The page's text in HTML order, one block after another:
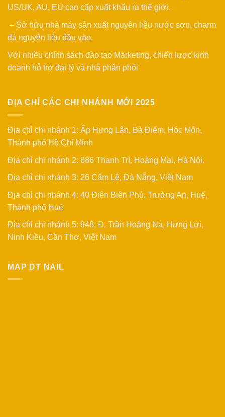
US/UK, AU, EU cao cấp xuất khẩu ra thế giới.
– Sở hữu nhà máy sản xuất nguyên liệu nước sơn, charm
đá nguyên liệu đầu vào.
Với nhiều chính sách đào tạo Marketing, chiến lược kinh
doanh hỗ trợ đại lý và nhà phân phối
ĐỊA CHỈ CÁC CHI NHÁNH MỚI 2025
Địa chỉ chi nhánh 1: Ấp Hưng Lân, Bà Điểm, Hóc Môn,
Thành phố Hồ Chí Minh
Địa chỉ chi nhánh 2: 686 Thanh Trì, Hoàng Mai, Hà Nội.
Địa chỉ chi nhánh 3: 26 Cẩm Lệ, Đà Nẵng, Việt Nam
Địa chỉ chi nhánh 4: 40 Điện Biên Phủ, Trường An, Huế,
Thành phố Huế
Địa chỉ chi nhánh 5: 948, Đ. Trần Hoàng Na, Hưng Lợi,
Ninh Kiều, Cần Thơ, Việt Nam
MAP DT NAIL